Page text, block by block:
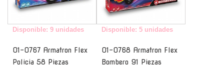
Disponible: 9 unidades
01-0767 Armatron Flex
Policia 58 Piezas
Disponible: 5 unidades
01-0768 Armatron Flex
Bombero 91 Piezas